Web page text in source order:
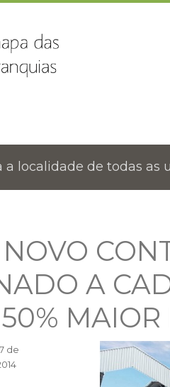
a localidade de todas as
A
MAIOR
de